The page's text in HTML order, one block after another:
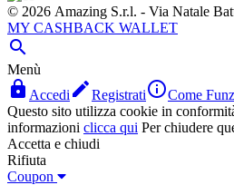
© 2026 Amazing S.r.l. - Via Natale
MY CASHBACK WALLET

Menù
 Accedi RegistratiCome
Questo sito utilizza cookie in
informazioni clicca qui Per chiudere
Accetta e chiudi
Rifiuta
Coupon